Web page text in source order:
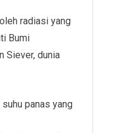
radiasi yang
Bumi
Siever, dunia
panas yang